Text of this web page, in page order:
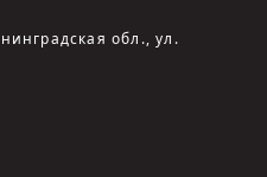
обл., ул.